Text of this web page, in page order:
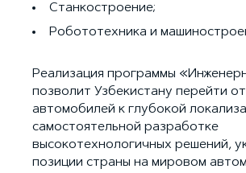
Станкостроение;
Робототехника и
Реализация программы
позволит Узбекистану перейти
автомобилей к глубокой
самостоятельной разработке
высокотехнологичных решений,
позиции страны на мировом